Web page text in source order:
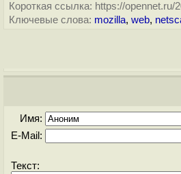
Короткая ссылка: https://opennet.ru/
Ключевые слова: mozilla, web,
Имя:
E-Mail:
Текст: